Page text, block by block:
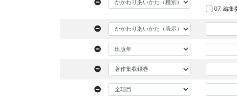
07. 編集